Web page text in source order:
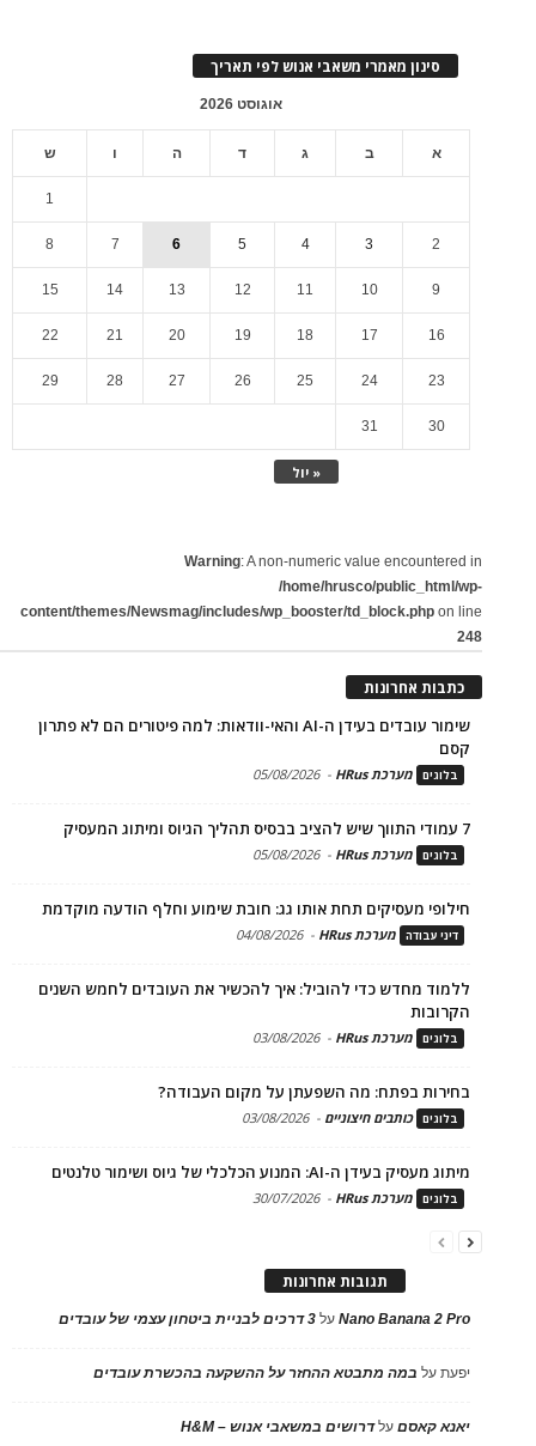
סינון מאמרי משאבי אנוש לפי תאריך
אוגוסט 2026
א ב ג ד ה ו ש
« יול
1
2
3
4
5
6
7
8
9
10
11
12
13
14
15
16
17
18
19
20
21
22
23
24
25
26
27
28
29
30
31
Warning: A non-numeric value encountered in
/home/hrusco/public_html/wp-
content/themes/Newsmag/includes/wp_booster/td_block.php on line
248
כתבות אחרונות
שימור עובדים בעידן ה-AI והאי-וודאות: למה פיטורים הם לא פתרון
קסם
בלוגים מערכת HRus -
05/08/2026
7 עמודי התווך שיש להציב בבסיס תהליך הגיוס ומיתוג המעסיק
בלוגים מערכת HRus -
05/08/2026
חילופי מעסיקים תחת אותו גג: חובת שימוע וחלף הודעה מוקדמת
דיני עבודה מערכת HRus -
04/08/2026
ללמוד מחדש כדי להוביל: איך להכשיר את העובדים לחמש השנים
הקרובות
בלוגים מערכת HRus -
03/08/2026
בחירות בפתח: מה השפעתן על מקום העבודה?
בלוגים כותבים חיצוניים -
03/08/2026
מיתוג מעסיק בעידן ה-AI: המנוע הכלכלי של גיוס ושימור טלנטים
בלוגים מערכת HRus -
30/07/2026
תגובות אחרונות
Nano Banana 2 Proעל 3 דרכים לבניית ביטחון עצמי של עובדים
יפעתעל במה מתבטא ההחזר על ההשקעה בהכשרת עובדים
יאנא קאסםעלדרושים במשאבי אנוש – H&M